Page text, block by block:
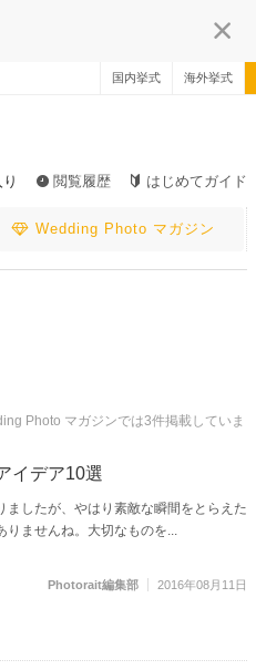
国内挙式 海外挙式
閲覧履歴 はじめてガイド
Wedding Photo マガジン
Photo マガジンでは3件掲載していま
イデア10選
したが、やはり素敵な瞬間をとらえた
りませんね。大切なものを...
Photorait編集部 2016年08月11日